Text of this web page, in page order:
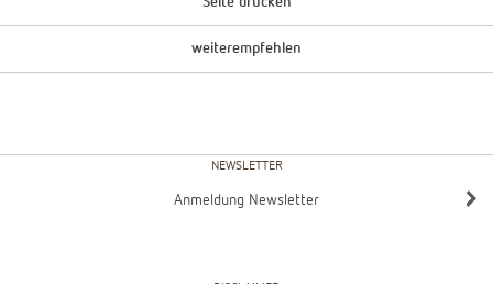
weiterempfehlen
NEWSLETTER
Anmeldung Newsletter